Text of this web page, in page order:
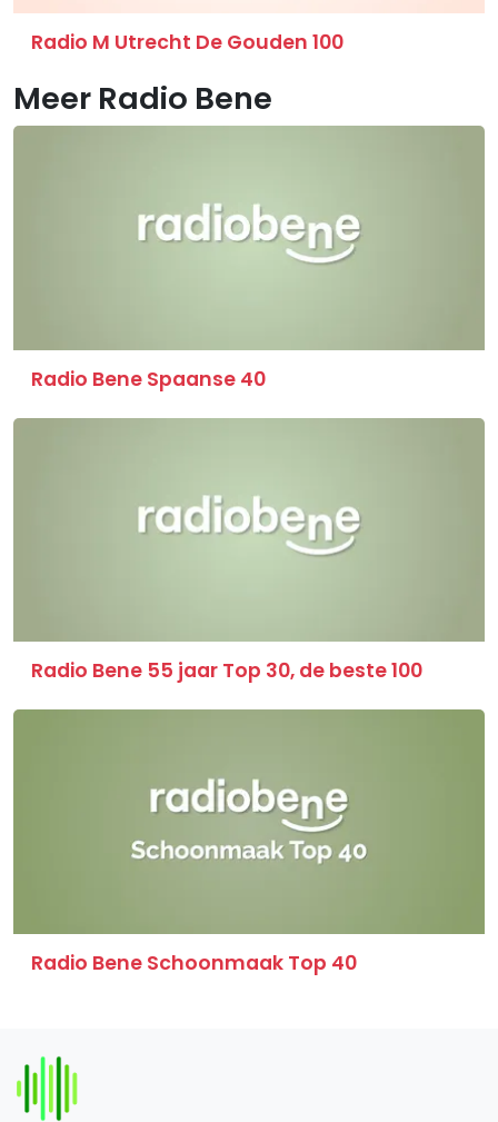
Radio M Utrecht De Gouden 100
Meer Radio Bene
Radio Bene Spaanse 40
Radio Bene 55 jaar Top 30, de beste 100
Radio Bene Schoonmaak Top 40